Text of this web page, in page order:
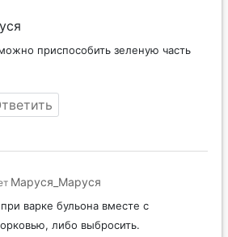
приспособить зеленую часть
Маруся_Маруся
варке бульона вместе с
либо выбросить.